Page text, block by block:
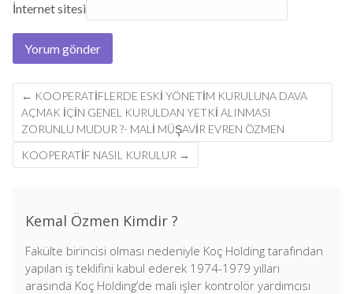
İnternet sitesi
Post
navigation
← KOOPERATIFLERDE ESKI YÖNETIM KURULUNA DAVA
AÇMAK IÇIN GENEL KURULDAN YETKI ALINMASI
ZORUNLU MUDUR ?- MALİ MÜŞAVİR EVREN ÖZMEN
KOOPERATIF NASIL KURULUR →
Kemal Özmen Kimdir ?
Fakülte birincisi olması nedeniyle Koç Holding tarafından
yapılan iş teklifini kabul ederek 1974-1979 yılları
arasında Koç Holding’de mali işler kontrolör yardımcısı